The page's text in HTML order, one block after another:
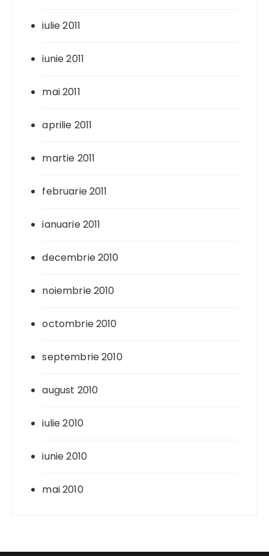
iulie 2011
iunie 2011
mai 2011
aprilie 2011
martie 2011
februarie 2011
ianuarie 2011
decembrie 2010
noiembrie 2010
octombrie 2010
septembrie 2010
august 2010
iulie 2010
iunie 2010
mai 2010